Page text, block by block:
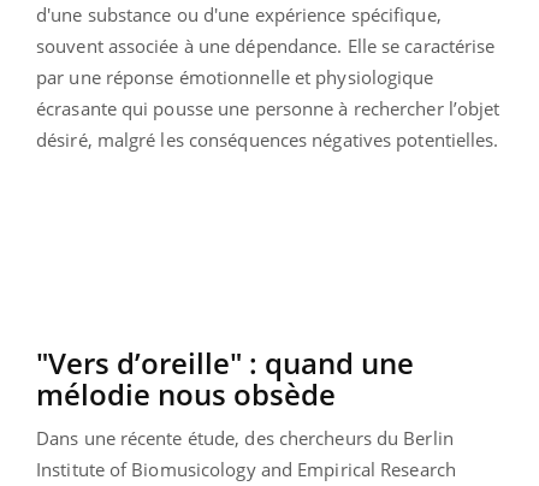
d'une substance ou d'une expérience spécifique,
souvent associée à une dépendance. Elle se caractérise
par une réponse émotionnelle et physiologique
écrasante qui pousse une personne à rechercher l’objet
désiré, malgré les conséquences négatives potentielles.
"Vers d’oreille" : quand une
mélodie nous obsède
Dans une récente étude, des chercheurs du Berlin
Institute of Biomusicology and Empirical Research